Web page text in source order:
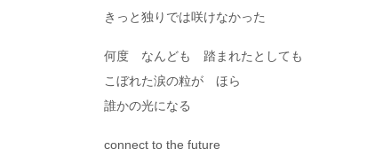
きっと独りでは咲けなかった
何度 なんども 踏まれたとしても
こぼれた涙の粒が ほら
誰かの光になる
connect to the future